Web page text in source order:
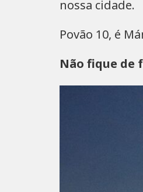
nossa cidade.
Povão 10, é
Não fique de